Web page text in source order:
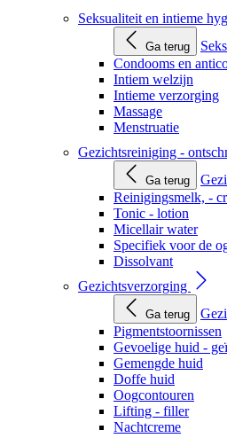
Seksualiteit en intieme
Ga terug
Condooms en
Intiem welzijn
Intieme verzorging
Massage
Menstruatie
Gezichtsreiniging -
Ga terug
Reinigingsmelk, -
Tonic - lotion
Micellair water
Specifiek voor de
Dissolvant
Gezichtsverzorging
Ga terug
Pigmentstoornissen
Gevoelige huid -
Gemengde huid
Doffe huid
Oogcontouren
Lifting - filler
Nachtcreme